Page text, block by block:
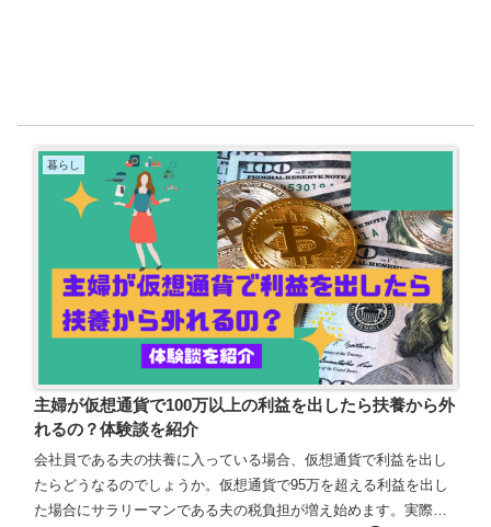
暮らし
主婦が仮想通貨で100万以上の利益を出したら扶養から外
れるの？体験談を紹介
会社員である夫の扶養に入っている場合、仮想通貨で利益を出し
たらどうなるのでしょうか。仮想通貨で95万を超える利益を出し
た場合にサラリーマンである夫の税負担が増え始めます。実際に